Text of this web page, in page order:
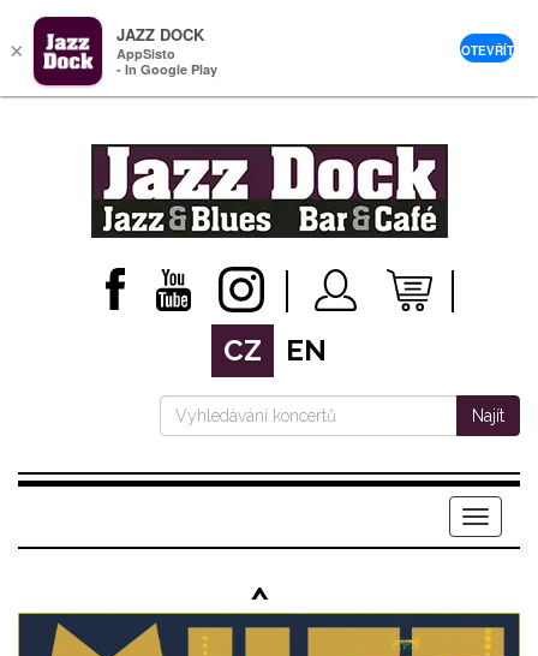
CZ EN
Najít
Menu
<
×
JAZZ DOCK
AppSisto
- In Google Play
OTEVŘÍT